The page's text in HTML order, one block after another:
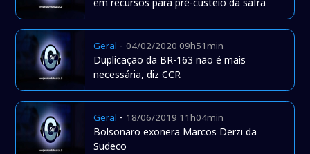
em recursos para pré-custeio da safra
Geral -04/02/2020 09h51min
Duplicação da BR-163 não é mais
necessária, diz CCR
Geral - 18/06/2019 11h04min
Bolsonaro exonera Marcos Derzi da
Sudeco